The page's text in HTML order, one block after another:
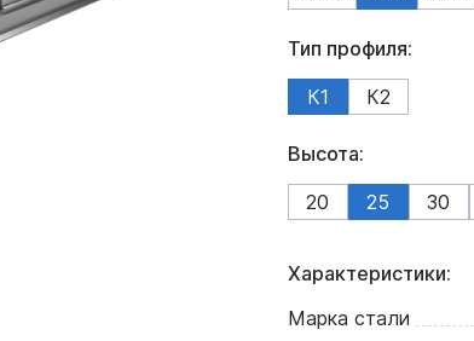
Тип профиля:
К1
К2
Высота:
20
25 30
Характеристики:
Марка стали